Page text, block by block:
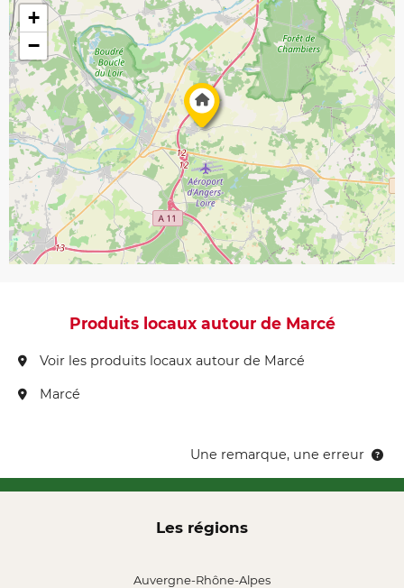
+
−
Produits locaux autour de Marcé
Voir les produits locaux autour de Marcé
Marcé
Une remarque, une erreur
Les régions
Auvergne-Rhône-Alpes